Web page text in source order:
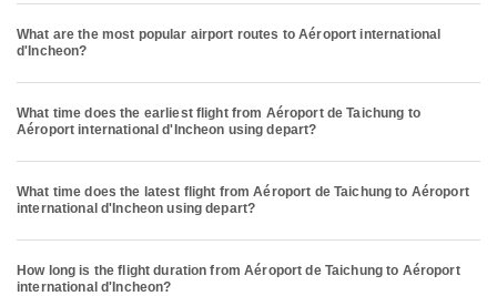
What are the most popular airport routes to Aéroport international
d'Incheon?
What time does the earliest flight from Aéroport de Taichung to
Aéroport international d'Incheon using depart?
What time does the latest flight from Aéroport de Taichung to Aéroport
international d'Incheon using depart?
How long is the flight duration from Aéroport de Taichung to Aéroport
international d'Incheon?